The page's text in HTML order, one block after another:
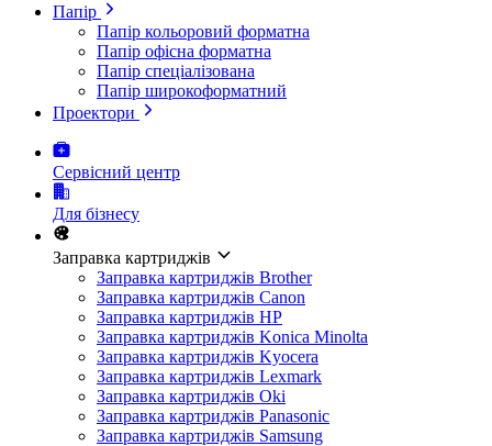
Папір
Папір кольоровий форматна
Папір офісна форматна
Папір спеціалізована
Папір широкоформатний
Проектори
Сервісний центр
Для бізнесу
Заправка картриджів
Заправка картриджів Brother
Заправка картриджів Canon
Заправка картриджів HP
Заправка картриджів Konica Minolta
Заправка картриджів Kyocera
Заправка картриджів Lexmark
Заправка картриджів Oki
Заправка картриджів Panasonic
Заправка картриджів Samsung